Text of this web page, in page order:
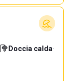
Doccia calda·